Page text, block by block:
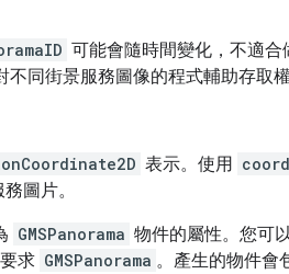
可能會隨時間變化，不適
不同街景服務圖像的程式輔助存取權
表示。使用
圖片。
GMSPanorama 物件的屬性。您可
要求 GMSPanorama 。產生的物件會